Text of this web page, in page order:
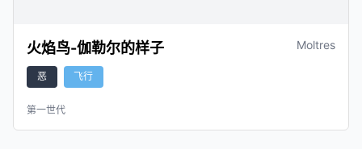
火焰鸟-伽勒尔的样子 Moltres
恶 飞行
第一世代